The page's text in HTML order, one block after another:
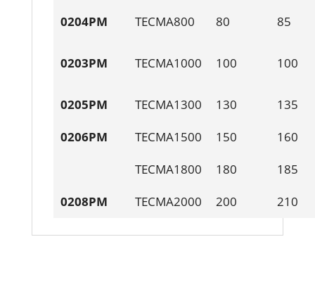
0204PM
TECMA800 80 85
0203PM TECMA1000 100 100
0205PM TECMA1300 130
135
0206PM
TECMA1500 150
160
TECMA1800
180
185
0208PM
TECMA2000 200 210